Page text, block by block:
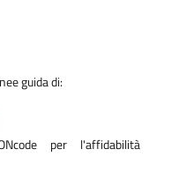
guida di:
per l'affidabilità